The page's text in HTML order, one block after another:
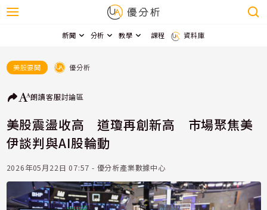
新聞 分析 教學 課程 資料庫
美股要聞 優分析
朗讀客服討論區
美股震盪收高 道瓊再創新高 市場聚焦美
伊談判與AI股輪動
2026年05月22日 07:57 - 優分析產業數據中心